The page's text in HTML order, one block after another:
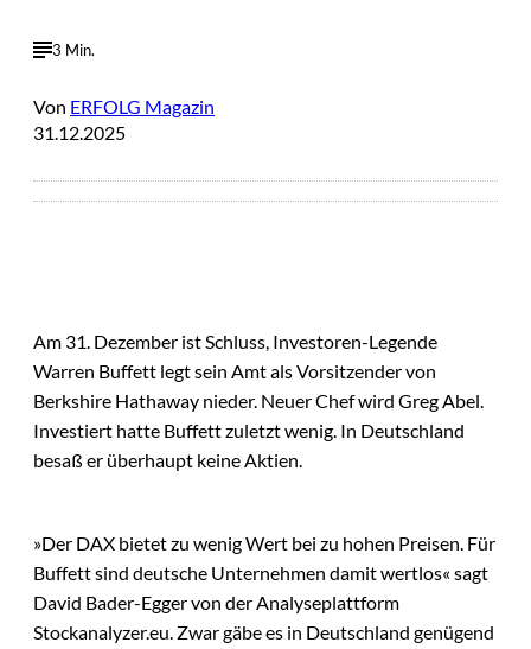
3 Min.
Von ERFOLG Magazin
31.12.2025
Am 31. Dezember ist Schluss, Investoren-Legende
Warren Buffett legt sein Amt als Vorsitzender von
Berkshire Hathaway nieder. Neuer Chef wird Greg Abel.
Investiert hatte Buffett zuletzt wenig. In Deutschland
besaß er überhaupt keine Aktien.
»Der DAX bietet zu wenig Wert bei zu hohen Preisen. Für
Buffett sind deutsche Unternehmen damit wertlos« sagt
David Bader-Egger von der Analyseplattform
Stockanalyzer.eu. Zwar gäbe es in Deutschland genügend